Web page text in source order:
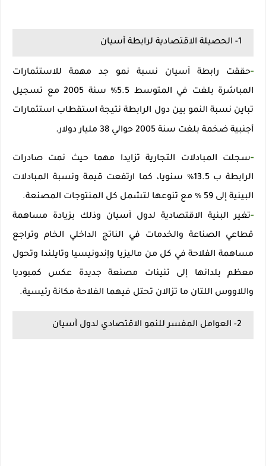
1- الحصيلة الاقتصادية لرابطة آسيان
-حققت رابطة آسيان نسبة نمو جد مهمة للاستثمارات
المباشرة بلغت في المتوسط 5.5٪ سنة 2005 مع تسجيل
تباين نسبة النمو بين دول الرابطة نتيجة استقطاب استثمارات
أجنبية ضخمة بلغت سنة 2005 حوالي 38 مليار دولار .
-سجلت المبادلات التجارية تزايدا مهما حيث نمت صادرات
الرابطة ب 13.5٪ سنويا، كما ارتفعت قيمة ونسبة المبادلات
البينية إلى 59 ٪ مع تنوعها لتشمل كل المنتوجات المصنعة.
-تغير البنية الاقتصادية لدول آسيان وذلك بزيادة مساهمة
قطاعي الصناعة والخدمات في الناتج الداخلي الخام وتراجع
مساهمة الفلاحة في كل من ماليزيا وإندونيسيا وتايلندا وتحول
معظم بلدانها إلى تنينات مصنعة جديدة عكس كمبوديا
واللاووس اللتان ما تزالان تحتل فيهما الفلاحة مكانة رئيسية.
2- العوامل المفسر للنمو الاقتصادي لدول آسيان